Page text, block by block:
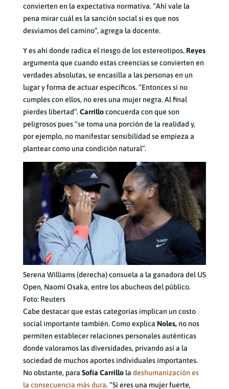
convierten en la expectativa normativa. “Ahí vale la
pena mirar cuál es la sanción social si es que nos
desviamos del camino”, agrega la docente.
Y es ahí donde radica el riesgo de los estereotipos. Reyes
argumenta que cuando estas creencias se convierten en
verdades absolutas, se encasilla a las personas en un
lugar y forma de actuar específicos. “Entonces si no
cumples con ellos, no eres una mujer negra. Al final
pierdes libertad”.Carrilloconcuerda con que son
peligrosos pues “se toma una porción de la realidad y,
por ejemplo, no manifestar sensibilidad se empieza a
plantear como una condición natural”.
Serena Williams (derecha) consuela a la ganadora del US
Open, Naomi Osaka, entre los abucheos del público.
Foto: Reuters
Cabe destacar que estas categorías implican un costo
social importante también. Como explica Noles, no nos
permiten establecer relaciones personales auténticas
donde valoramos las diversidades, privando así a la
sociedad de muchos aportes individuales importantes.
No obstante, para Sofía Carrillola deshumanización es
la consecuencia más dura. “Si eres una mujer fuerte,